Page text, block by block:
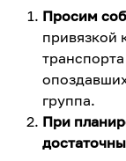
Просим
привязкой
группа.
При